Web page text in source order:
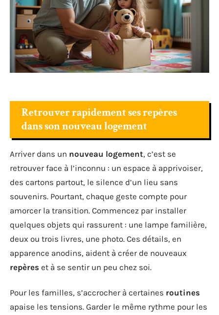
Retrouver rapidement ses repères
dans son nouveau logement
Arriver dans un nouveau logement, c’est se
retrouver face à l’inconnu : un espace à apprivoiser,
des cartons partout, le silence d’un lieu sans
souvenirs. Pourtant, chaque geste compte pour
amorcer la transition. Commencez par installer
quelques objets qui rassurent : une lampe familière,
deux ou trois livres, une photo. Ces détails, en
apparence anodins, aident à créer de nouveaux
repères et à se sentir un peu chez soi.
Pour les familles, s’accrocher à certaines routines
apaise les tensions. Garder le même rythme pour les